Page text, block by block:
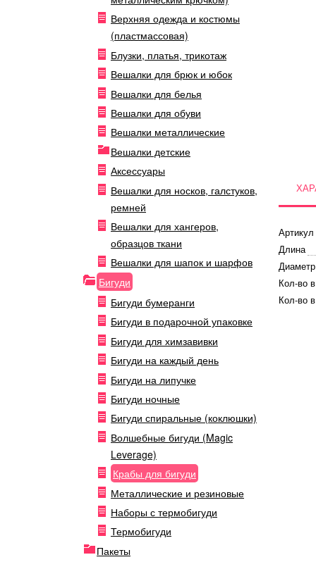
Верхняя одежда и костюмы
(пластмассовая)
Блузки, платья, трикотаж
Вешалки для брюк и юбок
Вешалки для белья
Вешалки для обуви
Вешалки металлические
Вешалки детские
Аксессуары
Вешалки для носков, галстуков,
ремней
Вешалки для хангеров,
образцов ткани
Вешалки для шапок и шарфов
Бигуди
Бигуди бумеранги
Бигуди в подарочной упаковке
Бигуди для химзавивки
Бигуди на каждый день
Бигуди на липучке
Бигуди ночные
Бигуди спиральные (коклюшки)
Волшебные бигуди (Magic
Leverage)
Крабы для бигуди
Металлические и резиновые
Наборы с термобигуди
Термобигуди
Пакеты
Артикул
Длина
Диаметр
Кол-во
Кол-во